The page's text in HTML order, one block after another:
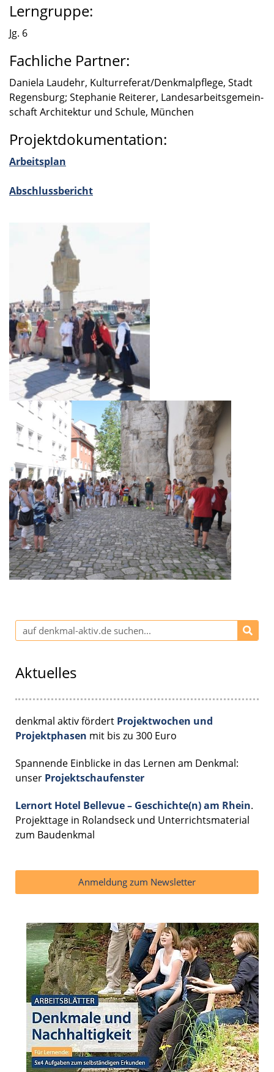
Lerngruppe:
Jg. 6
Fachliche Partner:
Daniela Laudehr, Kulturreferat/Denkmalpflege, Stadt
Regens­burg; Stepha­nie Reite­rer, Landes­ar­beits­ge­mein­
schaft Archi­tek­tur und Schule, München
Projektdokumentation:
Arbeits­plan
Abschluss­be­richt
Aktuelles
denkmal aktiv fördert Projektwochen und
Projektphasen mit bis zu 300 Euro
Spannende Einblicke in das Lernen am Denkmal:
unser Projektschaufenster
Lernort Hotel Bellevue – Geschichte(n) am Rhein.
Projekttage in Rolandseck und Unterrichtsmaterial
zum Baudenkmal
Anmeldung zum Newsletter